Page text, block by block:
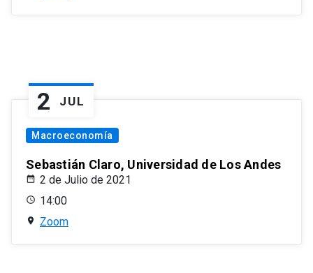
2 JUL
Macroeconomía
Sebastián Claro, Universidad de Los Andes
2 de Julio de 2021
14:00
Zoom